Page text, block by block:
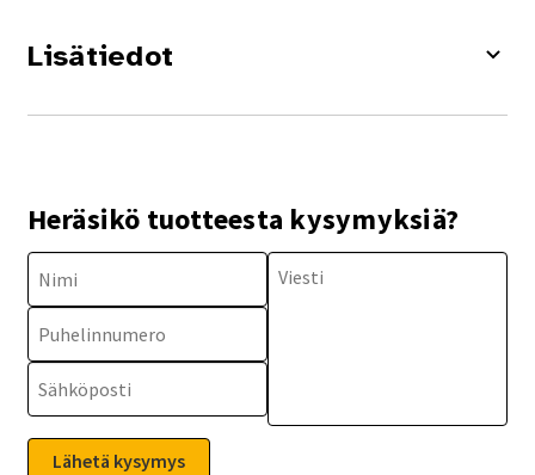
Lisätiedot
Heräsikö tuotteesta kysymyksiä?